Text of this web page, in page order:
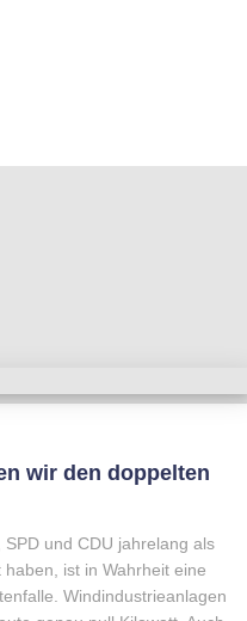
wir den doppelten
SPD und CDU jahrelang als
ist in Wahrheit eine
Windindustrieanlagen